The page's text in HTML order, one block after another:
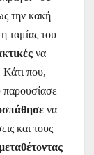
την κακή
ταμίας του
να
Κάτι που,
παρουσίασε
να
και τους